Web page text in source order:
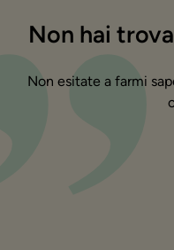
Non hai
Non esitate a farmi